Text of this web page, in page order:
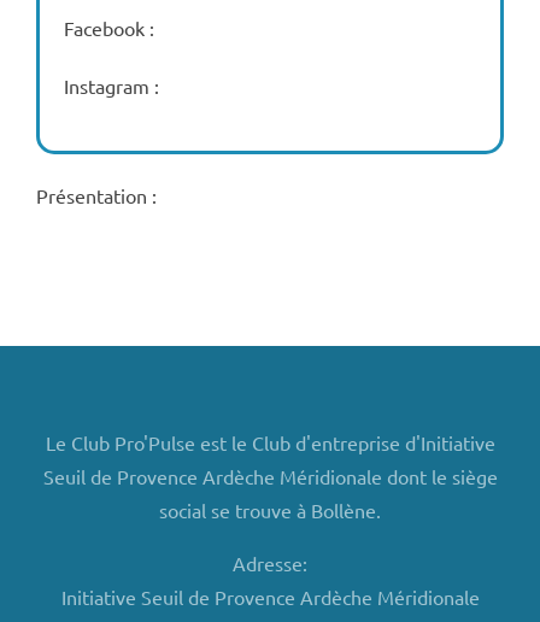
Facebook :
Instagram :
Présentation :
Le Club Pro'Pulse est le Club d'entreprise d'Initiative
Seuil de Provence Ardèche Méridionale dont le siège
social se trouve à Bollène.
Adresse:
Initiative Seuil de Provence Ardèche Méridionale